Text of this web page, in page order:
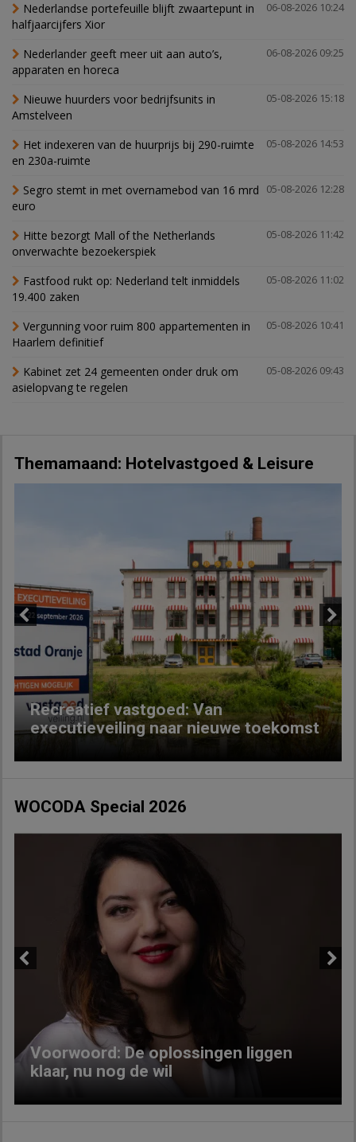
06-08-2026 10:24
Nederlandse portefeuille blijft zwaartepunt in
halfjaarcijfers Xior
06-08-2026 09:25
Nederlander geeft meer uit aan auto’s,
apparaten en horeca
05-08-2026 15:18
Nieuwe huurders voor bedrijfsunits in
Amstelveen
05-08-2026 14:53
Het indexeren van de huurprijs bij 290-ruimte
en 230a-ruimte
05-08-2026 12:28
Segro stemt in met overnamebod van 16 mrd
euro
05-08-2026 11:42
Hitte bezorgt Mall of the Netherlands
onverwachte bezoekerspiek
05-08-2026 11:02
Fastfood rukt op: Nederland telt inmiddels
19.400 zaken
05-08-2026 10:41
Vergunning voor ruim 800 appartementen in
Haarlem definitief
05-08-2026 09:43
Kabinet zet 24 gemeenten onder druk om
asielopvang te regelen
Themamaand: Hotelvastgoed & Leisure
Recreatief vastgoed: Van
executieveiling naar nieuwe toekomst
Next
WOCODA Special 2026
Voorwoord: De oplossingen liggen
klaar, nu nog de wil